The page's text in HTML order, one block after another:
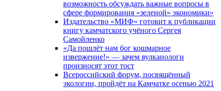
возможность обсуждать важные вопросы в
сфере формирования «зеленой» экономики»
Издательство «МИФ» готовит к публикации
книгу камчатского учёного Сергея
Самойленко
«Да пошлёт нам бог кошмарное
извержение!» — зачем вулканологи
произносят этот тост
Всероссийский форум, посвящённый
экологии, пройдёт на Камчатке осенью 2021